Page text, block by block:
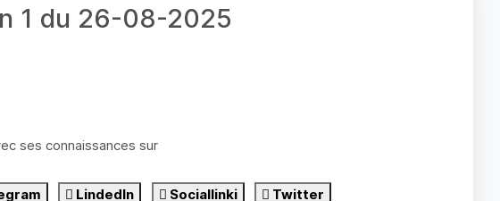
1 du 26-08-2025
ses connaissances sur
LindedIn Sociallinki Twitter